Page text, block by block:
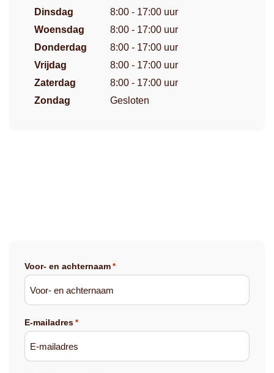
Dinsdag
8:00 - 17:00 uur
Woensdag
8:00 - 17:00 uur
Donderdag
8:00 - 17:00 uur
Vrijdag
8:00 - 17:00 uur
Zaterdag
8:00 - 17:00 uur
Zondag
Gesloten
Voor- en achternaam *
E-mailadres *